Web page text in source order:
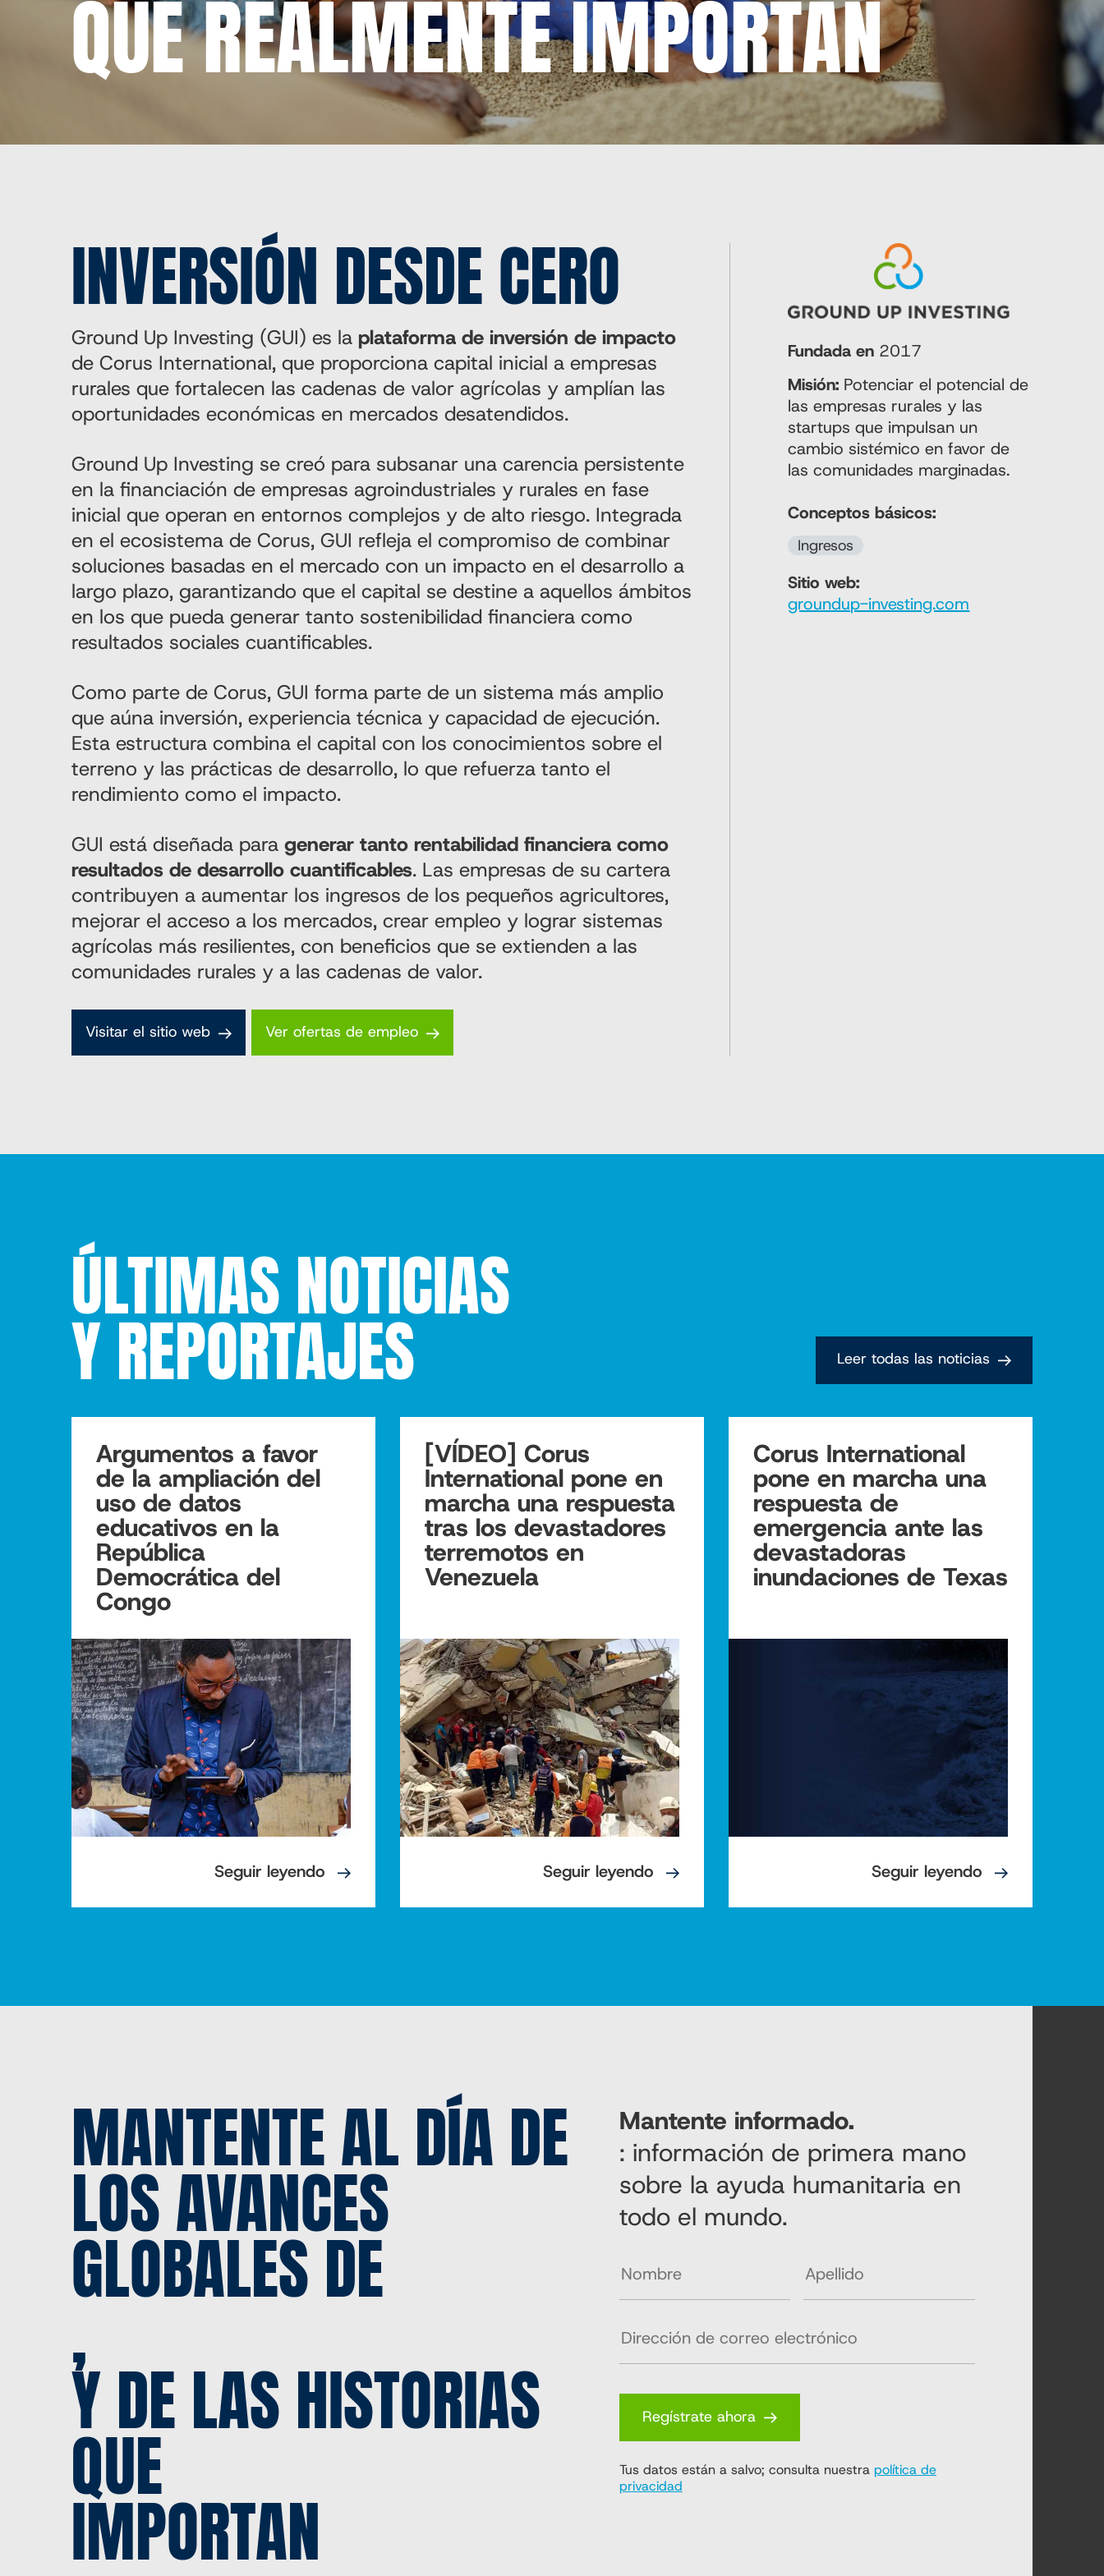
QUE REALMENTE IMPORTAN
INVERSIÓN DESDE CERO
Ground Up Investing (GUI) es la plataforma de inversión de impacto
de Corus International, que proporciona capital inicial a empresas
rurales que fortalecen las cadenas de valor agrícolas y amplían las
oportunidades económicas en mercados desatendidos.
Ground Up Investing se creó para subsanar una carencia persistente
en la financiación de empresas agroindustriales y rurales en fase
inicial que operan en entornos complejos y de alto riesgo. Integrada
en el ecosistema de Corus, GUI refleja el compromiso de combinar
soluciones basadas en el mercado con un impacto en el desarrollo a
largo plazo, garantizando que el capital se destine a aquellos ámbitos
en los que pueda generar tanto sostenibilidad financiera como
resultados sociales cuantificables.
Como parte de Corus, GUI forma parte de un sistema más amplio
que aúna inversión, experiencia técnica y capacidad de ejecución.
Esta estructura combina el capital con los conocimientos sobre el
terreno y las prácticas de desarrollo, lo que refuerza tanto el
rendimiento como el impacto.
GUI está diseñada para generar tanto rentabilidad financiera como
resultados de desarrollo cuantificables. Las empresas de su cartera
contribuyen a aumentar los ingresos de los pequeños agricultores,
mejorar el acceso a los mercados, crear empleo y lograr sistemas
agrícolas más resilientes, con beneficios que se extienden a las
comunidades rurales y a las cadenas de valor.
Visitar el sitio web Ver ofertas de empleo
Fundada en 2017
Misión: Potenciar el potencial de
las empresas rurales y las
startups que impulsan un
cambio sistémico en favor de
las comunidades marginadas.
Conceptos básicos:
Ingresos
Sitio web:
groundup-investing.com
ÚLTIMAS NOTICIAS
Y REPORTAJES Leer todas las noticias
Argumentos a favor
de la ampliación del
uso de datos
educativos en la
República
Democrática del
Congo
Seguir leyendo
[VÍDEO] Corus
International pone en
marcha una respuesta
tras los devastadores
terremotos en
Venezuela
Seguir leyendo
Corus International
pone en marcha una
respuesta de
emergencia ante las
devastadoras
inundaciones de Texas
Seguir leyendo
MANTENTE AL DÍA DE
LOS AVANCES
GLOBALES DE
,
Y DE LAS HISTORIAS
QUE
IMPORTAN
Mantente informado.
: información de primera mano
sobre la ayuda humanitaria en
todo el mundo.
Regístrate ahora
Tus datos están a salvo; consulta nuestra política de
privacidad